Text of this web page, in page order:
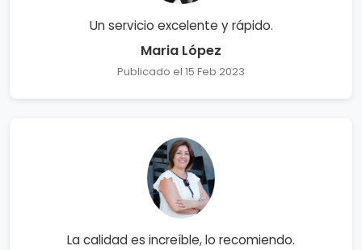
Un servicio excelente y rápido.
Maria López
Publicado el 15 Feb 2023
La calidad es increíble, lo recomiendo.